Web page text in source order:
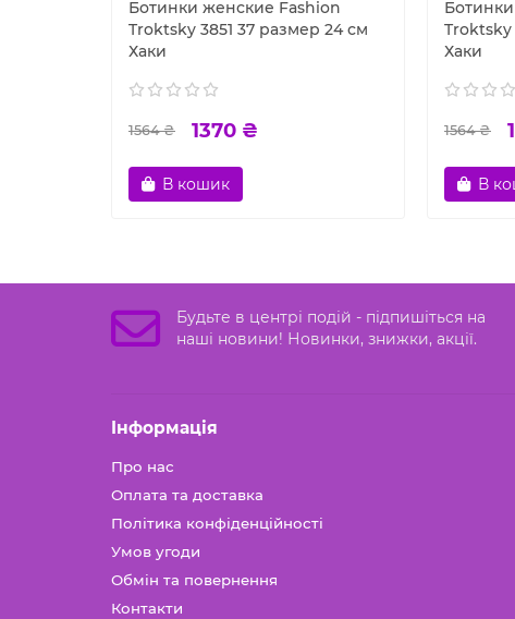
Ботинки женские Fashion
Troktsky 3851 37 размер 24 см
Хаки
1564 ₴ 1370 ₴
В кошик
Troktsky
Хаки
1564 ₴
В
Будьте в центрі подій - підпишіться на
наші новини! Новинки, знижки, акції.
Iнформація
Про нас
Оплата та доставка
Політика конфіденційності
Умов угоди
Обмін та повернення
Контакти